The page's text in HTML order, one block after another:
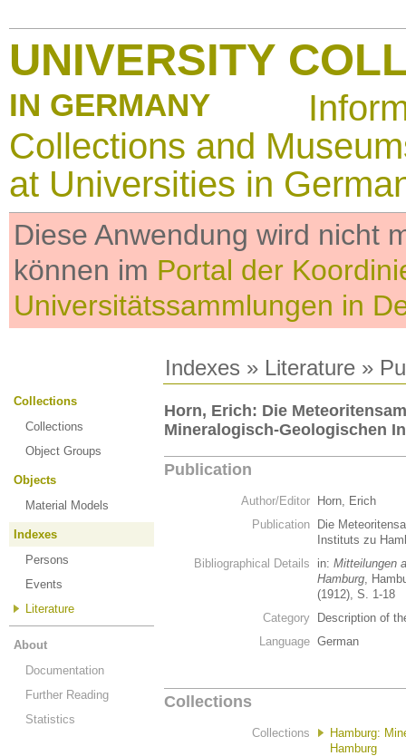
UNIVERSITY
IN GERMANY
Collections and
at Universities in
Diese Anwendung wird nicht
können im Portal der
Universitätssammlungen in
Indexes » Literature »
Collections
Collections
Object Groups
Objects
Material Models
Indexes
Persons
Events
Literature
About
Documentation
Further Reading
Statistics
Horn, Erich: Die
Mineralogisch-Geologischen
Publication
Author/Editor
Horn, Erich
Publication
Die
Instituts zu
Bibliographical Details
in: Mitteilungen
Hamburg,
(1912), S. 1-18
Category
Description of
Language German
Collections
Collections
Hamburg:
Hamburg